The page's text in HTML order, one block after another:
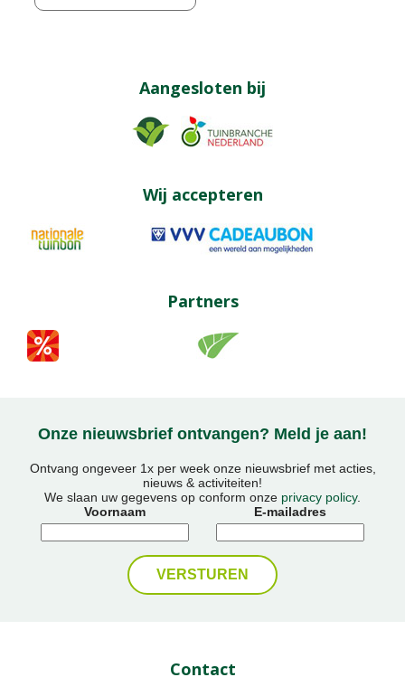
Aangesloten bij
Wij accepteren
Partners
Onze nieuwsbrief ontvangen? Meld je aan!
Ontvang ongeveer 1x per week onze nieuwsbrief met acties,
nieuws & activiteiten!
We slaan uw gegevens op conform onze privacy policy.
Voornaam
E-mailadres
Contact